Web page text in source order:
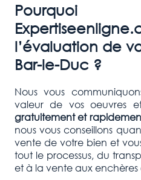
l’évaluation de
Bar-le-Duc ?
Nous vous
valeur de vos oeuvres
gratuitement et
nous vous conseillons
vente de votre bien et
tout le processus, du
et à la vente aux